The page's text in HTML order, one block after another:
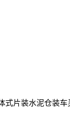
片装水泥仓装